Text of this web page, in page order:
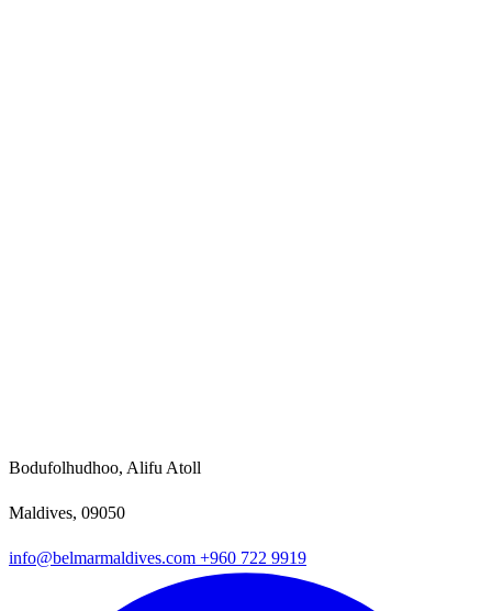
Bodufolhudhoo, Alifu Atoll
Maldives, 09050
info@belmarmaldives.com +960 722 9919